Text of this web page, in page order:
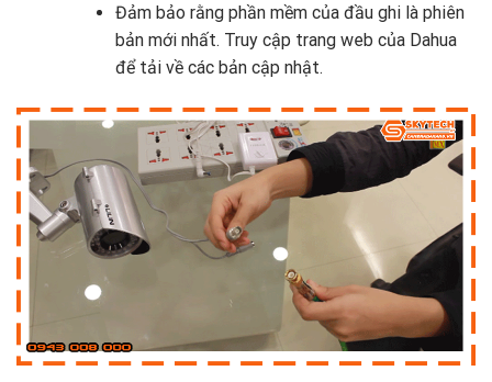
Đảm bảo rằng phần mềm của đầu ghi là phiên
bản mới nhất. Truy cập trang web của Dahua
để tải về các bản cập nhật.